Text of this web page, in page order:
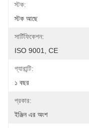
স্টক:
স্টক আছে
সার্টিফিকেশন:
ISO 9001, CE
গ্যারান্টি:
১ বছর
প্রকার:
ইঞ্জিন এর অংশ